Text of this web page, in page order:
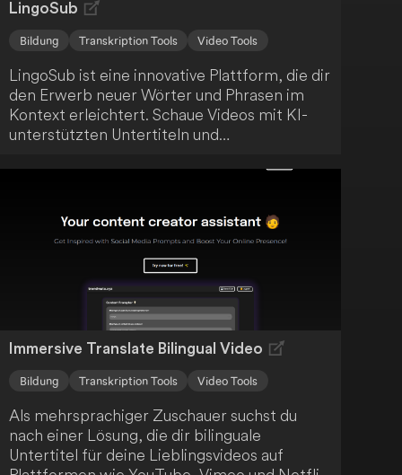
LingoSub
Bildung Transkription Tools Video Tools
LingoSub ist eine innovative Plattform, die dir
den Erwerb neuer Wörter und Phrasen im
Kontext erleichtert. Schaue Videos mit KI-
unterstützten Untertiteln und
umfassenden Lernerlebnis. Zu den
Zusammenfassung von Inhalten, die
Erstellung von Transkripten und eine
effiziente Notizverwaltung.
Immersive Translate Bilingual Video
Bildung Transkription Tools Video Tools
Als mehrsprachiger Zuschauer suchst du
nach einer Lösung, die dir bilinguale
Untertitel für deine Lieblingsvideos auf